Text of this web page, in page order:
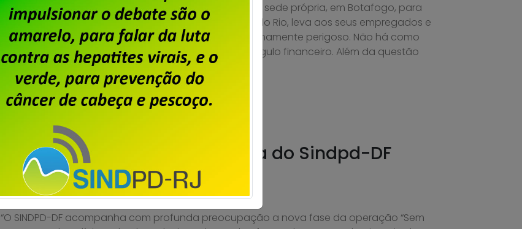
A decisão da direção da Dataprev de abandonar sua sede própria, em Botafogo, para
instalar a empresa em um prédio alugado no Centro do Rio, leva aos seus empregados e
empregadas a angústia de trabalhar num local extremamente perigoso. Não há como
considerar essa decisão da empresa apenas pelo ângulo financeiro. Além da questão
financeira, […]
Saiba mais
Operação Sem Desconto. Nota do Sindpd-DF
Publicado porImprensaem20/03/2026
“O SINDPD-DF acompanha com profunda preocupação a nova fase da operação “Sem